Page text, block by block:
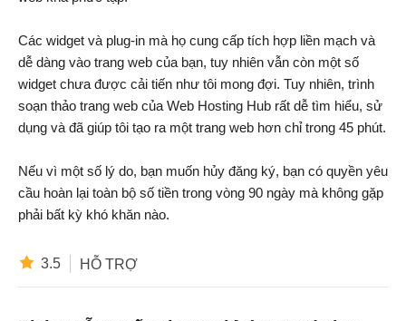
Các widget và plug-in mà họ cung cấp tích hợp liền mạch và
dễ dàng vào trang web của bạn, tuy nhiên vẫn còn một số
widget chưa được cải tiến như tôi mong đợi. Tuy nhiên, trình
soạn thảo trang web của Web Hosting Hub rất dễ tìm hiểu, sử
dụng và đã giúp tôi tạo ra một trang web hơn chỉ trong 45 phút.
Nếu vì một số lý do, bạn muốn hủy đăng ký, bạn có quyền yêu
cầu hoàn lại toàn bộ số tiền trong vòng 90 ngày mà không gặp
phải bất kỳ khó khăn nào.
3.5 HỖ TRỢ